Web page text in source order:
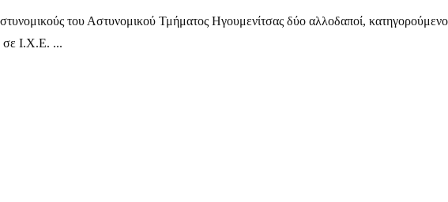
του Αστυνομικού Τμήματος Ηγουμενίτσας δύο αλλοδαποί,
σε Ι.Χ.Ε. ...